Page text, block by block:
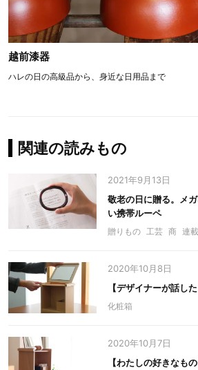
越前漆器
ハレの日の高級品から、身近な日用品まで
関連の読みもの
2021年9月13日
敬老の日に贈る。メ
い携帯ルーペ
贈りもの 工芸 商 連載
2020年10月8日
【デザイナーが話し
化粧箱
2020年10月7日
【わたしの好きなも